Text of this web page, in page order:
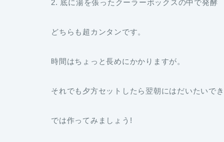
2. 底に湯を張ったクーラーボックスの中で発酵
どちらも超カンタンです。
時間はちょっと長めにかかりますが。
それでも夕方セットしたら翌朝にはだいたいでき
では作ってみましょう!